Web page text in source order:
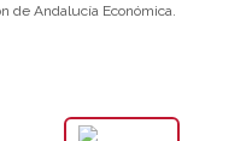
de Andalucía Económica.